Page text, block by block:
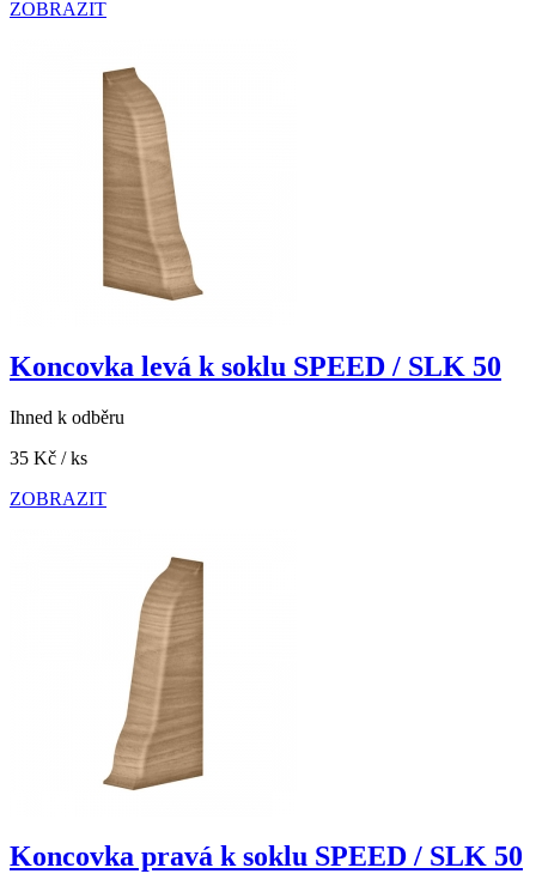
ZOBRAZIT
Koncovka levá k soklu SPEED / SLK 50
Ihned k odběru
35 Kč / ks
ZOBRAZIT
Koncovka pravá k soklu SPEED / SLK 50